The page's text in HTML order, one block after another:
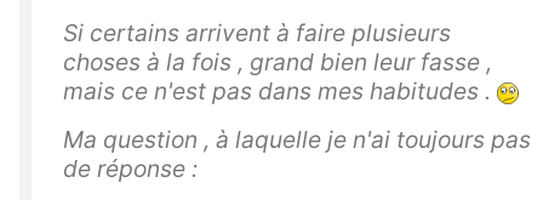
Si certains arrivent à faire plusieurs
choses à la fois , grand bien leur fasse ,
mais ce n'est pas dans mes habitudes .
Ma question , à laquelle je n'ai toujours pas
de réponse :